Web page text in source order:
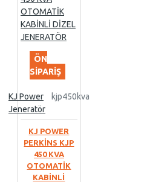
ÖN
SIPARIŞ
KJ Power
Jeneratör
kjp450kva
KJ POWER
PERKİNS KJP
450 KVA
OTOMATİK
KABİNLİ